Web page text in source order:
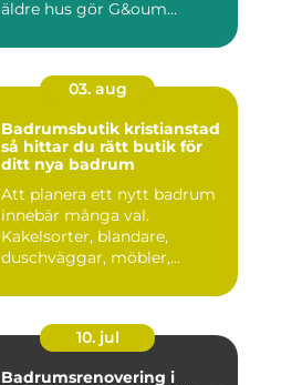
äldre hus gör G&oum...
03. aug
Badrumsbutik kristianstad
så hittar du rätt butik för
ditt nya badrum
Att planera ett nytt badrum
innebär många val.
Kakelsorter, blandare,
duschväggar, möbler,
10. jul
Badrumsrenovering i